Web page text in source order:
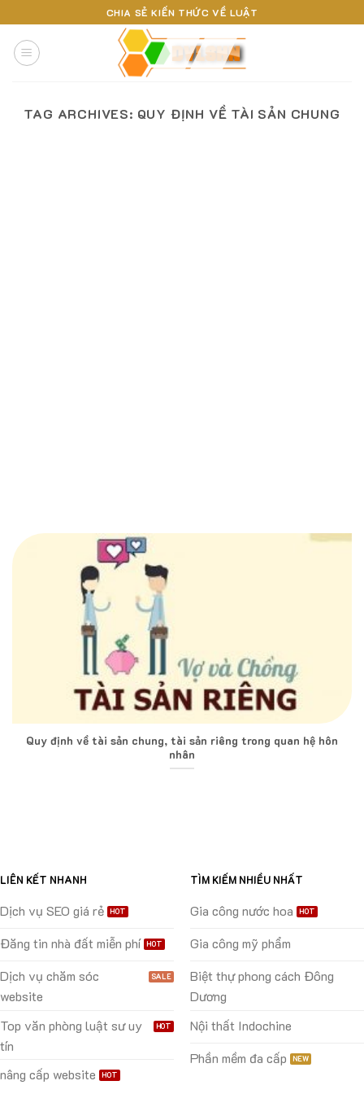
to
content
CHIA SẺ KIẾN THỨC VỀ LUẬT
TAG ARCHIVES: QUY ĐỊNH VỀ TÀI SẢN CHUNG
Quy định về tài sản chung, tài sản riêng trong quan hệ hôn
nhân
LIÊN KẾT NHANH
Dịch vụ SEO giá rẻ
Đăng tin nhà đất miễn phí
Dịch vụ chăm sóc
website
Top văn phòng luật sư uy
tín
nâng cấp website
TÌM KIẾM NHIỀU NHẤT
Gia công nước hoa
Gia công mỹ phẩm
Biệt thự phong cách Đông
Dương
Nội thất Indochine
Phần mềm đa cấp